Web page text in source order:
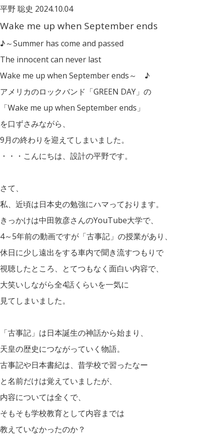
平野 聡史 2024.10.04
Wake me up when September ends
♪～Summer has come and passed
The innocent can never last
Wake me up when September ends～ ♪
アメリカのロックバンド「GREEN DAY」の
「Wake me up when September ends」
を口ずさみながら、
9月の終わりを迎えてしまいました。
・・・こんにちは、設計の平野です。
さて、
私、近頃は日本史の勉強にハマっております。
きっかけは中田敦彦さんのYouTube大学で、
4～5年前の動画ですが「古事記」の授業があり、
休日に少し遠出をする車内で聞き流すつもりで
視聴したところ、とてつもなく面白い内容で、
大笑いしながら全4話くらいを一気に
見てしまいました。
「古事記」は日本誕生の神話から始まり、
天皇の歴史につながっていく物語。
古事記や日本書紀は、昔学校で習ったなー
と名前だけは覚えていましたが、
内容については全くで、
そもそも学校教育として内容までは
教えていなかったのか？